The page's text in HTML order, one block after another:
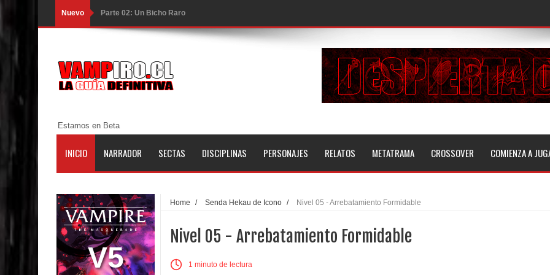
Nuevo Parte 02: Un Bicho Raro
Parte 01: Una Misión de Locos
Parte 03: Forastero en Tierra Muerta
Parte 10: El Secreto
Parte 06: El Trato con los Muertos
Parte 05: Sitiados
Parte 04: Se Descubre el Pastel
Parte 03: Una Piraña en el Bidé
Estamos en Beta
INICIO NARRADOR SECTAS DISCIPLINAS PERSONAJES RELATOS METATRAMA CROSSOVER COMIENZA A
V5
Home / Senda Hekau de Icono / Nivel 05 - Arrebatamiento Formidable
Nivel 05 - Arrebatamiento Formidable
1 minuto de lectura